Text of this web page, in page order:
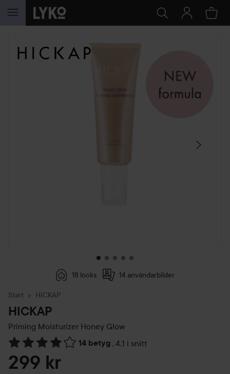
HOPPA TILL INNEHÅLLET
HOPPA ÖVER SEKTIONEN
18 looks 14 användarbilder
Start HICKAP
HICKAP
Priming Moisturizer Honey Glow
14 betyg , 4.1 i snitt
Hoppa till Betyg & kommentarer
299 kr